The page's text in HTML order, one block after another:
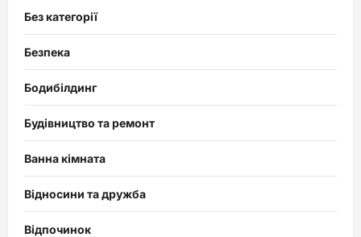
Без категорії
Безпека
Бодибілдинг
Будівництво та ремонт
Ванна кімната
Відносини та дружба
Відпочинок